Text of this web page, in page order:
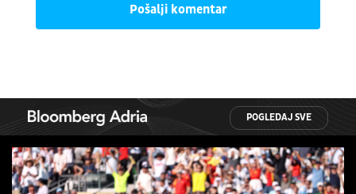
Pošalji komentar
POGLEDAJ SVE